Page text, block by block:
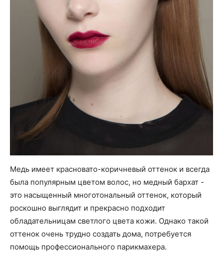
Медь имеет красновато-коричневый оттенок и всегда
была популярным цветом волос, но медный бархат -
это насыщенный многотональный оттенок, который
роскошно выглядит и прекрасно подходит
обладательницам светлого цвета кожи. Однако такой
оттенок очень трудно создать дома, потребуется
помощь профессионального парикмахера.